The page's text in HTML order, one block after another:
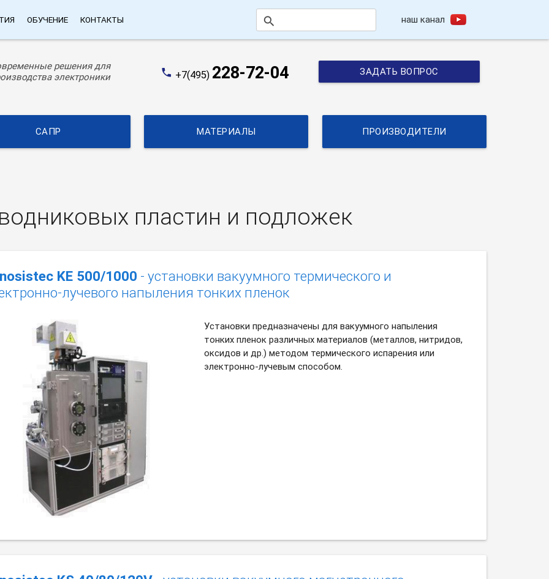
ОБУЧЕНИЕ КОНТАКТЫ search наш канал
решения для
электроники
phone +7(495) 228-72-04 ЗАДАТЬ ВОПРОС
САПР МАТЕРИАЛЫ ПРОИЗВОДИТЕЛИ
пластин и подложек
KE 500/1000 - установки вакуумного термического и
лучевого напыления тонких пленок
Установки предназначены для вакуумного напыления
тонких пленок различных материалов (металлов, нитридов,
оксидов и др.) методом термического испарения или
электронно-лучевым способом.